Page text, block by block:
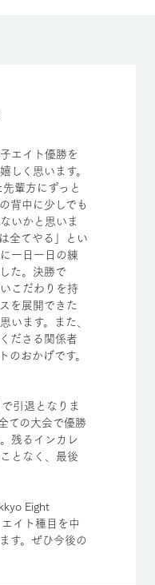
エイト優勝を
しく思います。
輩方にずっと
背中に少しでも
いかと思いま
全てやる」とい
一日一日の練
た。決勝で
こだわりを持
を展開できた
います。また、
ださる関係者
のおかげです。
引退となりま
ての大会で優勝
残るインカレ
となく、最後
Eight
イト種目を中
す。ぜひ今後の